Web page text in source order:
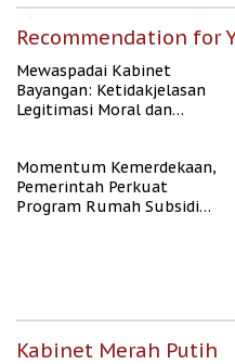
Recommendation for
Mewaspadai Kabinet
Bayangan: Ketidakjelasan
Legitimasi Moral dan
Momentum Kemerdekaan,
Pemerintah Perkuat
Program Rumah Subsidi
Kabinet Merah Putih